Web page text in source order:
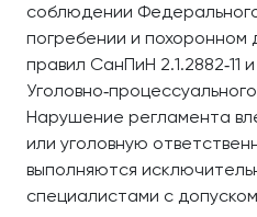
соблюдении
погребении и похоронном
правил СанПиН 2.1.2882‑11
Нарушение регламента
или уголовную
выполняются
специалистами с